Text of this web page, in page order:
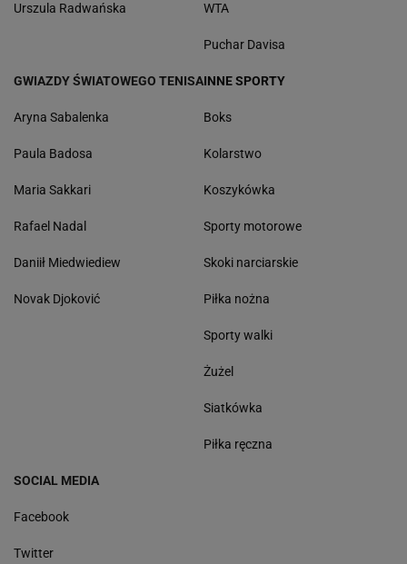
Urszula Radwańska WTA
Puchar Davisa
GWIAZDY ŚWIATOWEGO TENISA
Aryna Sabalenka
Paula Badosa
Maria Sakkari
Rafael Nadal
Daniił Miedwiediew
Novak Djoković
INNE SPORTY
Boks
Kolarstwo
Koszykówka
Sporty motorowe
Skoki narciarskie
Piłka nożna
Sporty walki
Żużel
Siatkówka
Piłka ręczna
SOCIAL MEDIA
Facebook
Twitter